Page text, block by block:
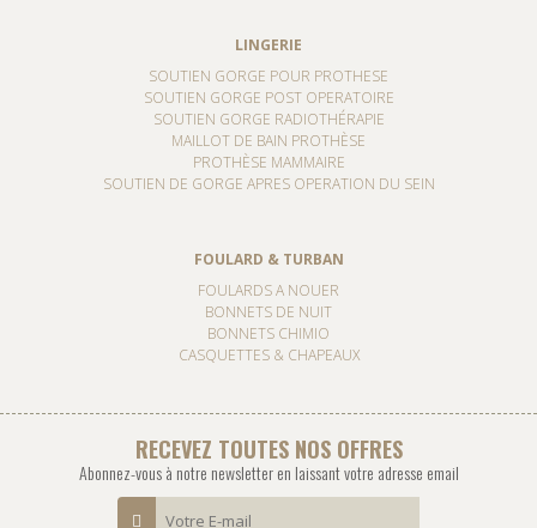
LINGERIE
SOUTIEN GORGE POUR PROTHESE
SOUTIEN GORGE POST OPERATOIRE
SOUTIEN GORGE RADIOTHÉRAPIE
MAILLOT DE BAIN PROTHÈSE
PROTHÈSE MAMMAIRE
SOUTIEN DE GORGE APRES OPERATION DU SEIN
FOULARD & TURBAN
FOULARDS A NOUER
BONNETS DE NUIT
BONNETS CHIMIO
CASQUETTES & CHAPEAUX
RECEVEZ TOUTES NOS OFFRES
Abonnez-vous à notre newsletter en laissant votre adresse email